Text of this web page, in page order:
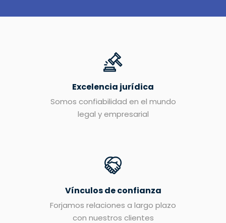
Excelencia jurídica
Somos confiabilidad en el mundo
legal y empresarial
Vínculos de confianza
Forjamos relaciones a largo plazo
con nuestros clientes